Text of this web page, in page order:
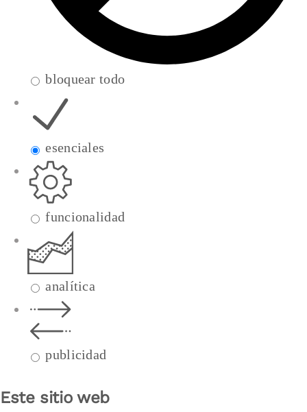
bloquear todo
esenciales
funcionalidad
analítica
publicidad
Este sitio web